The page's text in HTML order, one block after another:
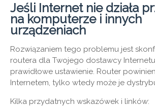
Jeśli Internet nie działa
na komputerze i innych
urządzeniach
Rozwiązaniem tego problemu jest
routera dla Twojego dostawcy
prawidłowe ustawienie. Router
Internetem, tylko wtedy może je
Kilka przydatnych wskazówek i linków: